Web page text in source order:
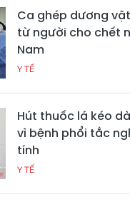
Ca ghép dương
từ người cho chết
Nam
Y TẾ
Hút thuốc lá kéo
vì bệnh phổi tắc
tính
Y TẾ